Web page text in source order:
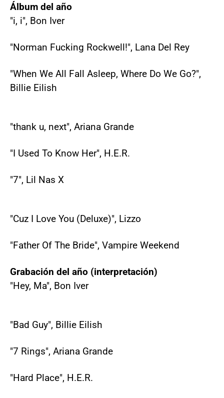
Álbum del año
"i, i", Bon Iver
"Norman Fucking Rockwell!", Lana Del Rey
"When We All Fall Asleep, Where Do We Go?",
Billie Eilish
"thank u, next", Ariana Grande
"I Used To Know Her", H.E.R.
"7", Lil Nas X
"Cuz I Love You (Deluxe)", Lizzo
"Father Of The Bride", Vampire Weekend
Grabación del año (interpretación)
"Hey, Ma", Bon Iver
"Bad Guy", Billie Eilish
"7 Rings", Ariana Grande
"Hard Place", H.E.R.